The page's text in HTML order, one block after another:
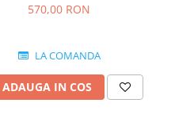
570,00 RON
LA COMANDA
ADAUGA IN COS